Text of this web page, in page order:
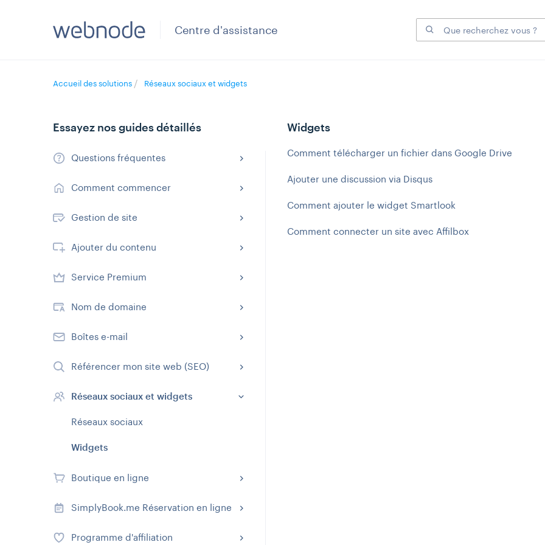
Centre d'assistance
Accueil des solutions Réseaux sociaux et widgets
Widgets
Comment télécharger un fichier dans Google Drive
Ajouter une discussion via Disqus
Comment ajouter le widget Smartlook
Comment connecter un site avec Affilbox
Essayez nos guides détaillés
Questions fréquentes
Comment commencer
Gestion de site
Ajouter du contenu
Service Premium
Nom de domaine
Boîtes e-mail
Référencer mon site web (SEO)
Réseaux sociaux et widgets
Réseaux sociaux
Widgets
Boutique en ligne
SimplyBook.me Réservation en ligne
Programme d'affiliation